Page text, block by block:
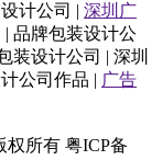
计公司 | 深圳广
| 品牌包装设计公
装设计公司 | 深圳
公司作品 | 广告
权所有 粤ICP备